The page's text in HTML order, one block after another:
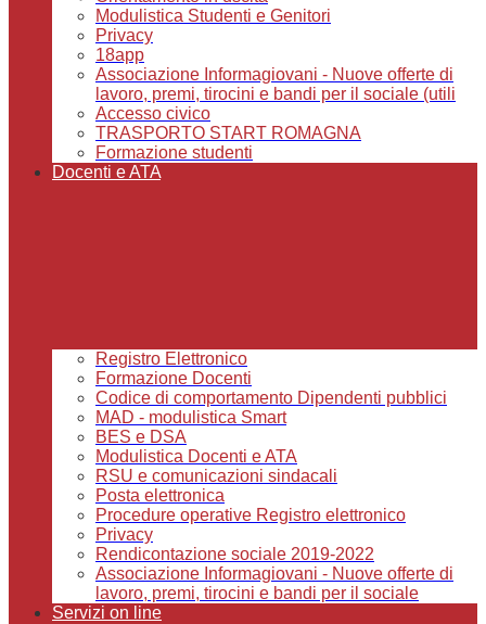
Modulistica Studenti e Genitori
Privacy
18app
Associazione Informagiovani - Nuove offerte di
lavoro, premi, tirocini e bandi per il sociale (utili
Accesso civico
TRASPORTO START ROMAGNA
Formazione studenti
Docenti e ATA
Registro Elettronico
Formazione Docenti
Codice di comportamento Dipendenti pubblici
MAD - modulistica Smart
BES e DSA
Modulistica Docenti e ATA
RSU e comunicazioni sindacali
Posta elettronica
Procedure operative Registro elettronico
Privacy
Rendicontazione sociale 2019-2022
Associazione Informagiovani - Nuove offerte di
lavoro, premi, tirocini e bandi per il sociale
Servizi on line